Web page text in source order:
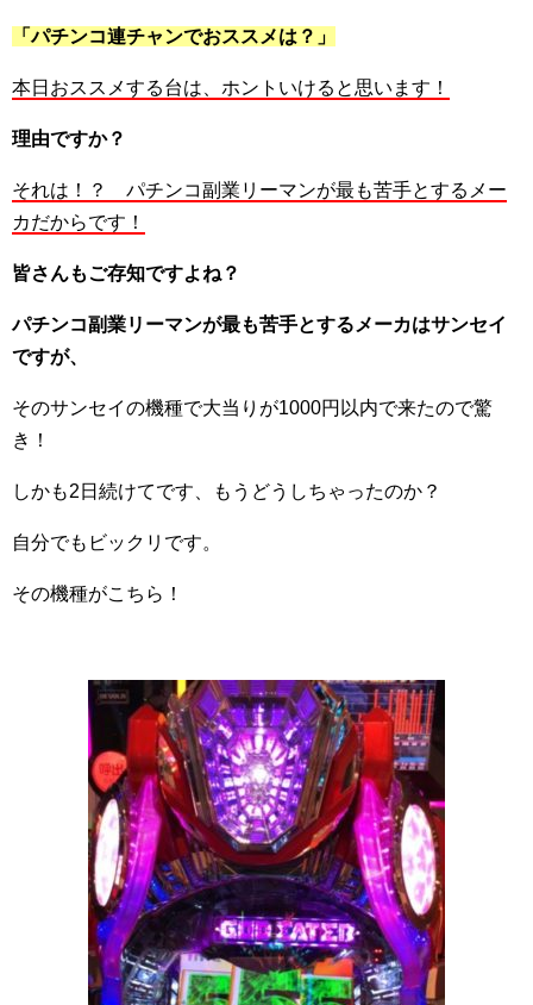
「パチンコ連チャンでおススメは？」
本日おススメする台は、ホントいけると思います！
理由ですか？
それは！？ パチンコ副業リーマンが最も苦手とするメー
カだからです！
皆さんもご存知ですよね？
パチンコ副業リーマンが最も苦手とするメーカはサンセイ
ですが、
そのサンセイの機種で大当りが1000円以内で来たので驚
き！
しかも2日続けてです、もうどうしちゃったのか？
自分でもビックリです。
その機種がこちら！